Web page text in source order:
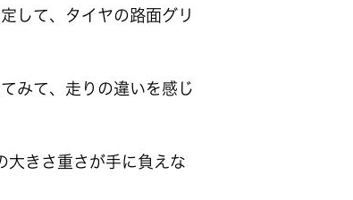
して、タイヤの路面グリ
みて、走りの違いを感じ
大きさ重さが手に負えな